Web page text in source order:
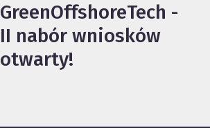
GreenOffshoreTech -
II nabór wniosków
otwarty!